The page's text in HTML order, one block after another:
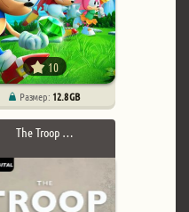
10
Размер: 12.8 GB
The Troop …